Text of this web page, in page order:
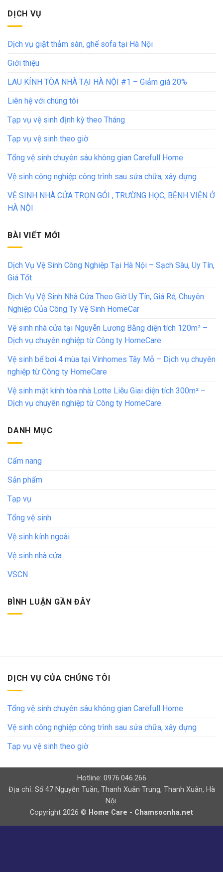
DỊCH VỤ
Dịch vụ giặt thảm sàn, ghế sofa tại Hà Nội
Giới thiệu
LAU KÍNH TÒA NHÀ TẠI HÀ NỘI #1 – Giảm giá 20%
Liên hệ với chúng tôi
Tạp vụ vệ sinh định kỳ theo Tháng
Tạp vụ vệ sinh theo giờ
Tổng vệ sinh chuyên sâu không gian Carefull Home
Vệ sinh công nghiệp công trình sau sửa chữa, xây dựng
VỆ SINH NHÀ CỬA TRỌN GÓI , TRƯỜNG HỌC, BỆNH VIỆN Ở
HÀ NỘI
BÀI VIẾT MỚI
Dịch Vụ Vệ Sinh Công Nghiệp Tại Hà Nội – Sạch Sâu, Uy Tín,
Giá Tốt
Dịch Vụ Vệ Sinh Nhà Cửa Theo Giờ Uy Tín, Giá Rẻ, Chuyên
Nghiệp Của Công Ty Vệ Sinh HomeCar
Vệ sinh nhà cửa tại Nguyễn Lương Bằng diện tích 120m² –
Dịch vụ chuyên nghiệp từ Công ty HomeCare
Vệ sinh bể bơi 4 mùa tại Vinhomes Tây Mỗ – Dịch vụ chuyên
nghiệp từ Công ty HomeCare
Vệ sinh mặt kính tòa nhà Lotte Liễu Giai diện tích 300m² –
Dịch vụ chuyên nghiệp từ Công ty HomeCare
DANH MỤC
Cẩm nang
Sản phẩm
Tạp vụ
Tổng vệ sinh
Vệ sinh kính ngoài
Vệ sinh nhà cửa
VSCN
BÌNH LUẬN GẦN ĐÂY
DỊCH VỤ CỦA CHÚNG TÔI
Tổng vệ sinh chuyên sâu không gian Carefull Home
Vệ sinh công nghiệp công trình sau sửa chữa, xây dựng
Tạp vụ vệ sinh theo giờ
Hotline: 0976.046.266
Địa chỉ: Số 47 Nguyễn Tuân, Thanh Xuân Trung, Thanh Xuân, Hà
Nội.
Copyright 2026 © Home Care - Chamsocnha.net